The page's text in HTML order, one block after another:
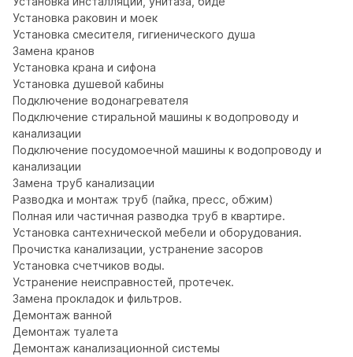
Установка раковин и моек
Установка смесителя, гигиенического душа
Замена кранов
Установка крана и сифона
Установка душевой кабины
Подключение водонагревателя
Подключение стиральной машины к водопроводу и
канализации
Подключение посудомоечной машины к водопроводу и
канализации
Замена труб канализации
Разводка и монтаж труб (пайка, пресс, обжим)
Полная или частичная разводка труб в квартире.
Установка сантехнической мебели и оборудования.
Прочистка канализации, устранение засоров
Установка счетчиков воды.
Устранение неисправностей, протечек.
Замена прокладок и фильтров.
Демонтаж ванной
Демонтаж туалета
Демонтаж канализационной системы